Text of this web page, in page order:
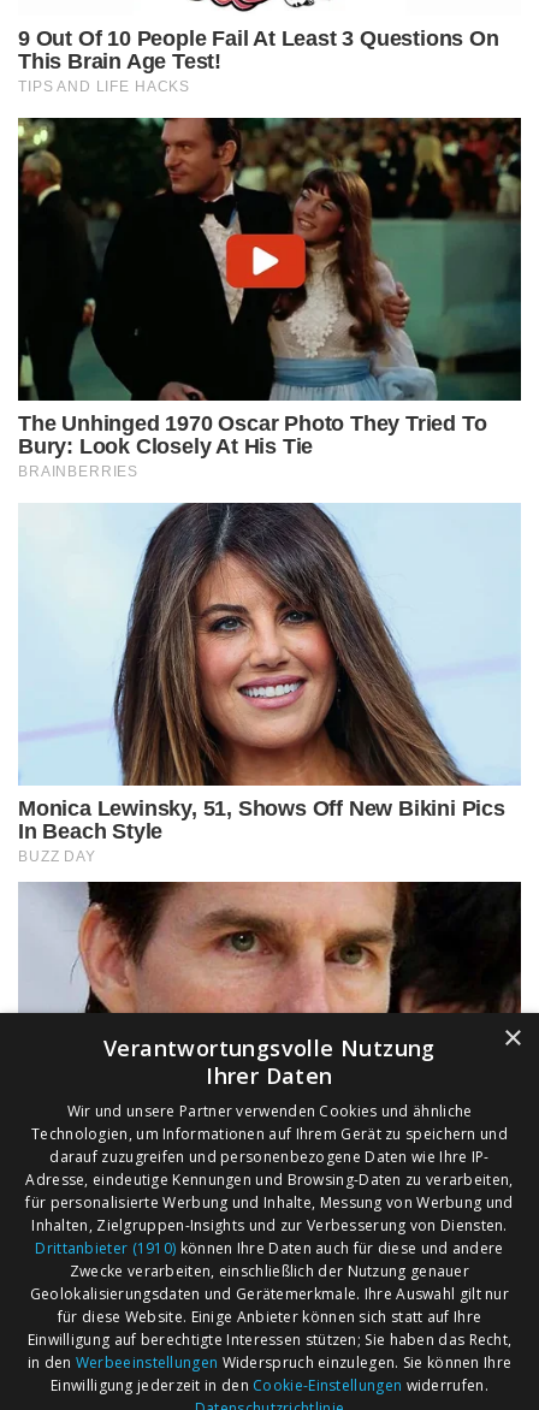
AGB
Impressum
Märkte nach Bundesländern
Märkte nach PLZ
×
Verantwortungsvolle Nutzung
Ihrer Daten
Wir und unsere Partner verwenden Cookies und ähnliche
Technologien, um Informationen auf Ihrem Gerät zu speichern und
darauf zuzugreifen und personenbezogene Daten wie Ihre IP-
Adresse, eindeutige Kennungen und Browsing-Daten zu verarbeiten,
für personalisierte Werbung und Inhalte, Messung von Werbung und
Inhalten, Zielgruppen-Insights und zur Verbesserung von Diensten.
Drittanbieter (1910) können Ihre Daten auch für diese und andere
Zwecke verarbeiten, einschließlich der Nutzung genauer
Geolokalisierungsdaten und Gerätemerkmale. Ihre Auswahl gilt nur
für diese Website. Einige Anbieter können sich statt auf Ihre
Einwilligung auf berechtigte Interessen stützen; Sie haben das Recht,
in den Werbeeinstellungen Widerspruch einzulegen. Sie können Ihre
Einwilligung jederzeit in den Cookie-Einstellungen widerrufen.